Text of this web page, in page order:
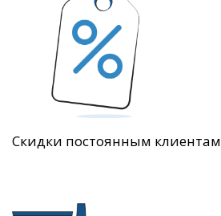
Скидки постоянным клиентам